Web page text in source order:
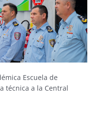
Escuela de
técnica a la Central